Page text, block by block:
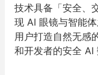
技术具备「安全、
现 AI 眼镜与智能
用户打造自然无感
和开发者的安全 AI